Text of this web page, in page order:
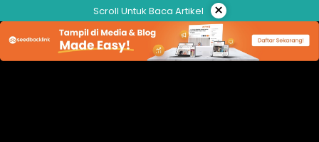
ke
konten
Scroll Untuk Baca Artikel ×